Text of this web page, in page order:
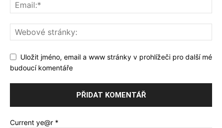
Uložit jméno, email a www stránky v prohlížeči pro další mé
budoucí komentáře
Current ye@r *